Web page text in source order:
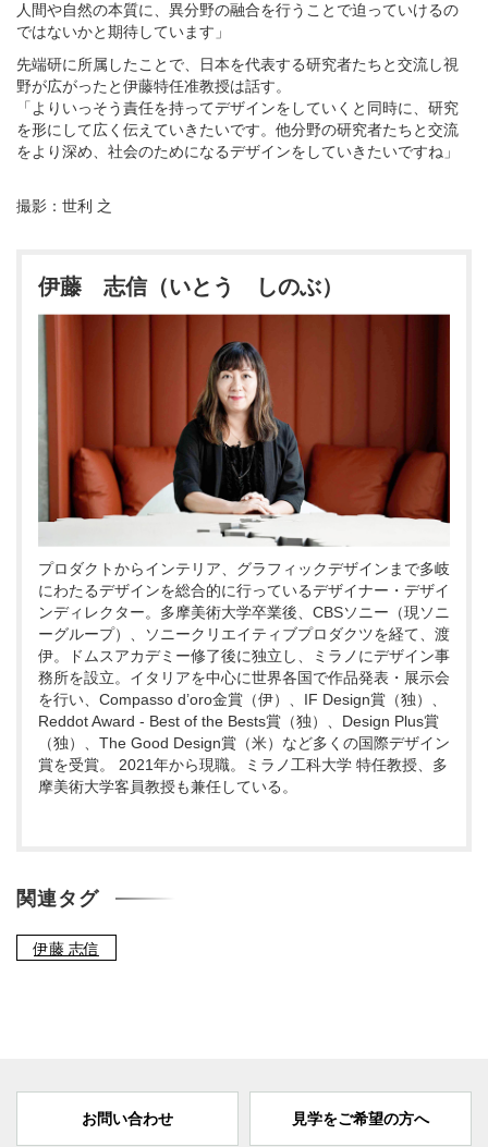
人間や自然の本質に、異分野の融合を行うことで迫っていけるの
ではないかと期待しています」
先端研に所属したことで、日本を代表する研究者たちと交流し視
野が広がったと伊藤特任准教授は話す。
「よりいっそう責任を持ってデザインをしていくと同時に、研究
を形にして広く伝えていきたいです。他分野の研究者たちと交流
をより深め、社会のためになるデザインをしていきたいですね」
撮影：世利 之
伊藤 志信（いとう しのぶ）
プロダクトからインテリア、グラフィックデザインまで多岐
にわたるデザインを総合的に行っているデザイナー・デザイ
ンディレクター。多摩美術大学卒業後、CBSソニー（現ソニ
ーグループ）、ソニークリエイティブプロダクツを経て、渡
伊。ドムスアカデミー修了後に独立し、ミラノにデザイン事
務所を設立。イタリアを中心に世界各国で作品発表・展示会
を行い、Compasso d’oro金賞（伊）、IF Design賞（独）、
Reddot Award - Best of the Bests賞（独）、Design Plus賞
（独）、The Good Design賞（米）など多くの国際デザイン
賞を受賞。 2021年から現職。ミラノ工科大学 特任教授、多
摩美術大学客員教授も兼任している。
関連タグ
伊藤 志信
お問い合わせ 見学をご希望の方へ